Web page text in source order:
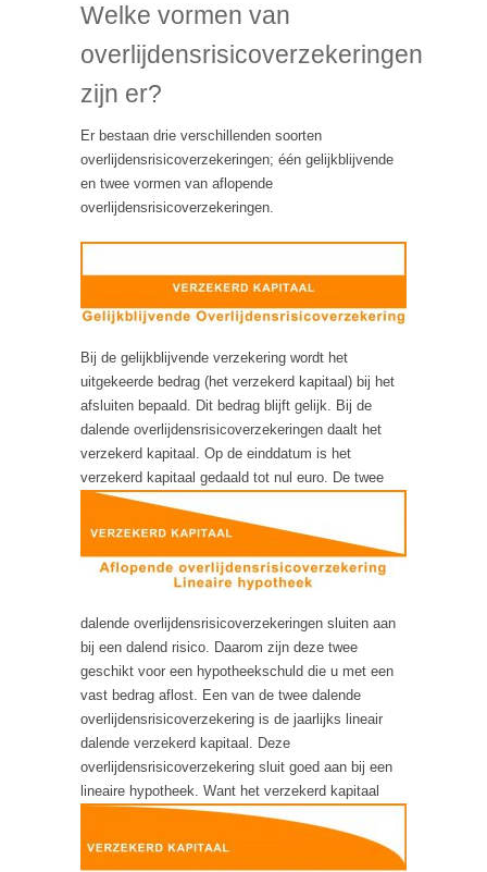
Welke vormen van
overlijdensrisicoverzekeringen
zijn er?
Er bestaan drie verschillenden soorten
overlijdensrisicoverzekeringen; één gelijkblijvende
en twee vormen van aflopende
overlijdensrisicoverzekeringen.
Bij de gelijkblijvende verzekering wordt het
uitgekeerde bedrag (het verzekerd kapitaal) bij het
afsluiten bepaald. Dit bedrag blijft gelijk. Bij de
dalende overlijdensrisicoverzekeringen daalt het
verzekerd kapitaal. Op de einddatum is het
verzekerd kapitaal gedaald tot nul euro. De twee
dalende overlijdensrisicoverzekeringen sluiten aan
bij een dalend risico. Daarom zijn deze twee
geschikt voor een hypotheekschuld die u met een
vast bedrag aflost. Een van de twee dalende
overlijdensrisicoverzekering is de jaarlijks lineair
dalende verzekerd kapitaal. Deze
overlijdensrisicoverzekering sluit goed aan bij een
lineaire hypotheek. Want het verzekerd kapitaal